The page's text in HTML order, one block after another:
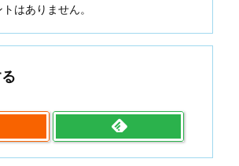
はありません。